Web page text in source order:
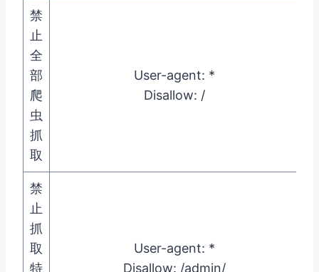
禁
止
全
部
爬
虫
抓
取
User-agent: *
Disallow: /
禁
止
抓
取
特
User-agent: *
Disallow: /admin/